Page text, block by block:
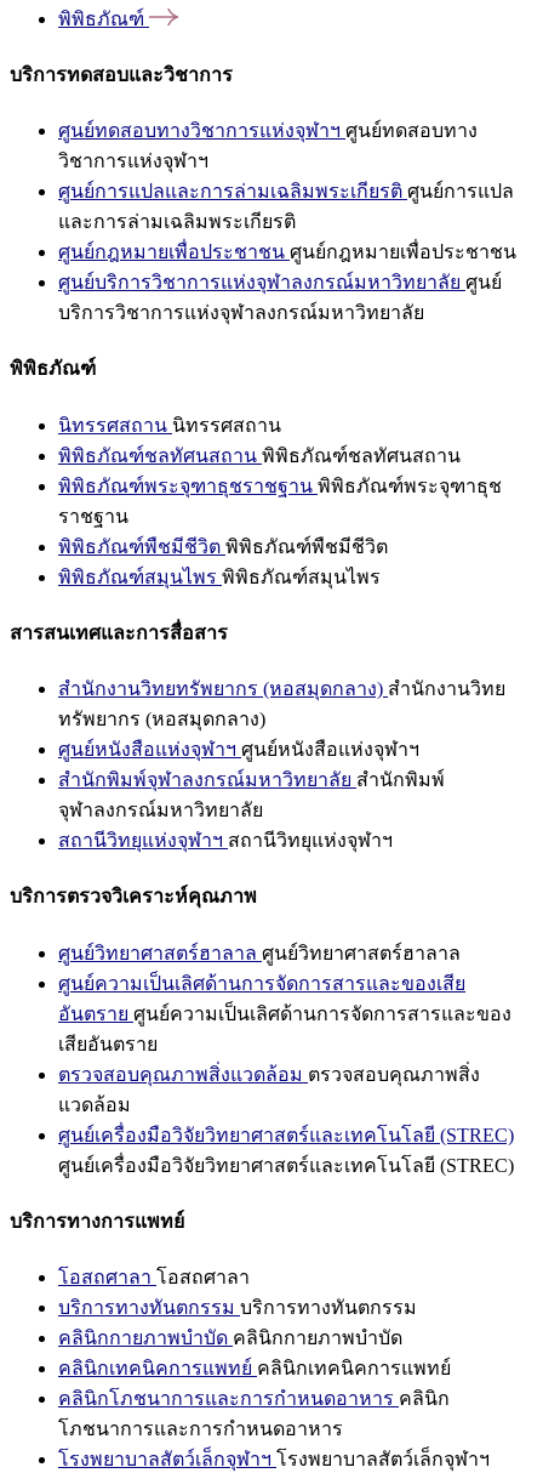
พิพิธภัณฑ์
บริการทดสอบและวิชาการ
ศูนย์ทดสอบทางวิชาการแห่งจุฬาฯ ศูนย์ทดสอบทาง
วิชาการแห่งจุฬาฯ
ศูนย์การแปลและการล่ามเฉลิมพระเกียรติ ศูนย์การแปล
และการล่ามเฉลิมพระเกียรติ
ศูนย์กฎหมายเพื่อประชาชน ศูนย์กฎหมายเพื่อประชาชน
ศูนย์บริการวิชาการแห่งจุฬาลงกรณ์มหาวิทยาลัย ศูนย์
บริการวิชาการแห่งจุฬาลงกรณ์มหาวิทยาลัย
พิพิธภัณฑ์
นิทรรศสถาน นิทรรศสถาน
พิพิธภัณฑ์ชลทัศนสถาน พิพิธภัณฑ์ชลทัศนสถาน
พิพิธภัณฑ์พระจุฑาธุชราชฐาน พิพิธภัณฑ์พระจุฑาธุช
ราชฐาน
พิพิธภัณฑ์พืชมีชีวิต พิพิธภัณฑ์พืชมีชีวิต
พิพิธภัณฑ์สมุนไพร พิพิธภัณฑ์สมุนไพร
สารสนเทศและการสื่อสาร
สำนักงานวิทยทรัพยากร (หอสมุดกลาง) สำนักงานวิทย
ทรัพยากร (หอสมุดกลาง)
ศูนย์หนังสือแห่งจุฬาฯ ศูนย์หนังสือแห่งจุฬาฯ
สำนักพิมพ์จุฬาลงกรณ์มหาวิทยาลัย สำนักพิมพ์
จุฬาลงกรณ์มหาวิทยาลัย
สถานีวิทยุแห่งจุฬาฯ สถานีวิทยุแห่งจุฬาฯ
บริการตรวจวิเคราะห์คุณภาพ
ศูนย์วิทยาศาสตร์ฮาลาล ศูนย์วิทยาศาสตร์ฮาลาล
ศูนย์ความเป็นเลิศด้านการจัดการสารและของเสีย
อันตราย ศูนย์ความเป็นเลิศด้านการจัดการสารและของ
เสียอันตราย
ตรวจสอบคุณภาพสิ่งแวดล้อม ตรวจสอบคุณภาพสิ่ง
แวดล้อม
ศูนย์เครื่องมือวิจัยวิทยาศาสตร์และเทคโนโลยี (STREC)
ศูนย์เครื่องมือวิจัยวิทยาศาสตร์และเทคโนโลยี (STREC)
บริการทางการแพทย์
โอสถศาลา โอสถศาลา
บริการทางทันตกรรม บริการทางทันตกรรม
คลินิกกายภาพบำบัด คลินิกกายภาพบำบัด
คลินิกเทคนิคการแพทย์ คลินิกเทคนิคการแพทย์
คลินิกโภชนาการและการกำหนดอาหาร คลินิก
โภชนาการและการกำหนดอาหาร
โรงพยาบาลสัตว์เล็กจุฬาฯ โรงพยาบาลสัตว์เล็กจุฬาฯ